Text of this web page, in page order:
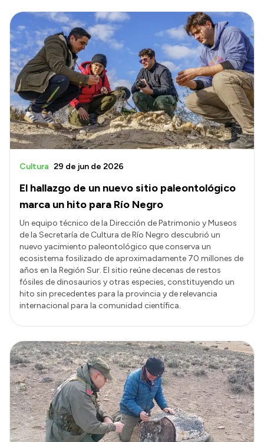
El hallazgo de un nuevo sitio paleontológico
marca un hito para Río Negro
Cultura 29 de jun de 2026
Un equipo técnico de la Dirección de Patrimonio y Museos
de la Secretaría de Cultura de Río Negro descubrió un
nuevo yacimiento paleontológico que conserva un
ecosistema fosilizado de aproximadamente 70 millones de
años en la Región Sur. El sitio reúne decenas de restos
fósiles de dinosaurios y otras especies, constituyendo un
hito sin precedentes para la provincia y de relevancia
internacional para la comunidad científica.